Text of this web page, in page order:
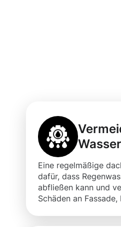
Eine regelmäßige
dafür, dass
abfließen kann und
Schäden an